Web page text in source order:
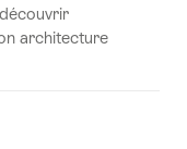
architecture